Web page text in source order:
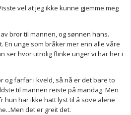
vel at jeg ikke kunne gjemme meg
bror til mannen, og sønnen hans.
En unge som bråker mer enn alle våre
ser hvor utrolig flinke unger vi har her i
og farfar i kveld, så nå er det bare to
til mannen reiste på mandag. Men
hun har ikke hatt lyst til å sove alene
det er greit det.